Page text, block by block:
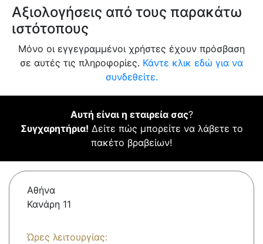
Αξιολογήσεις από τους παρακάτω
ιστότοπους
Μόνο οι εγγεγραμμένοι χρήστες έχουν πρόσβαση
σε αυτές τις πληροφορίες. Κάντε κλικ εδώ για να
συνδεθείτε.
Αυτή είναι η εταιρεία σας?
Συγχαρητήρια! Δείτε πώς μπορείτε να λάβετε το
πακέτο βραβείων!
Αθήνα
Κανάρη 11
Ώρες λειτουργίας: